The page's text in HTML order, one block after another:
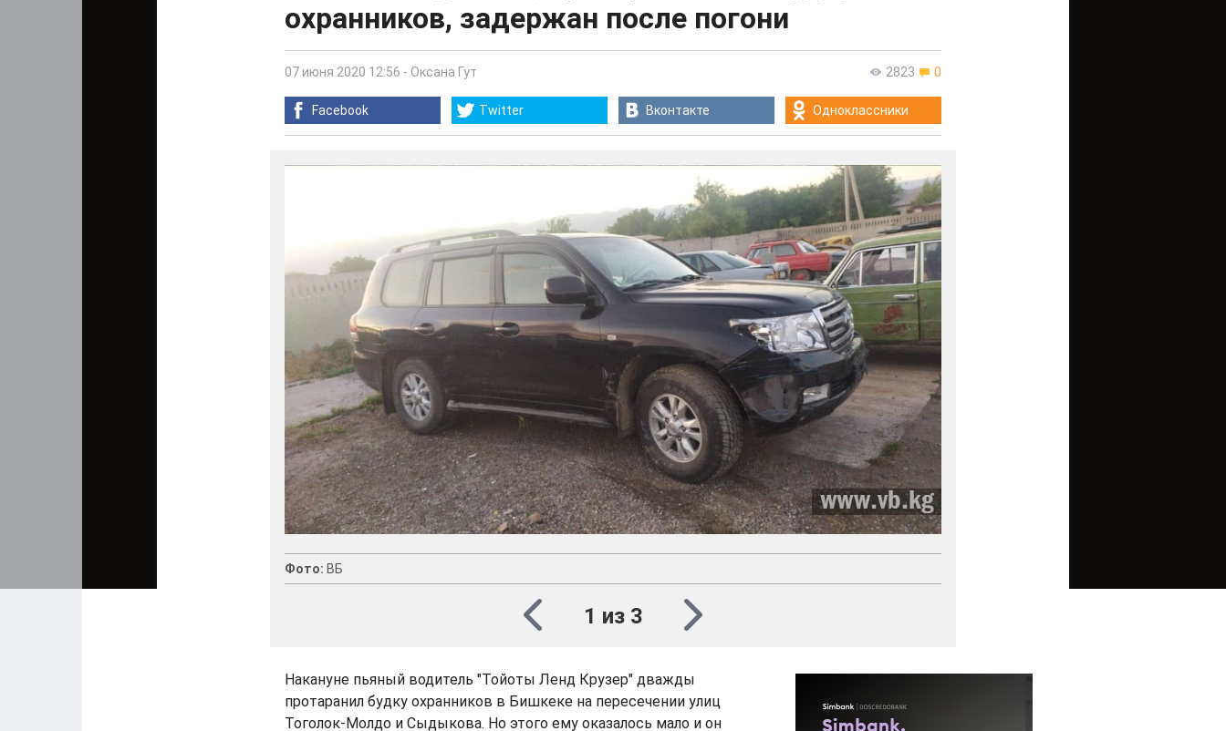
охранников, задержан после погони
2823 0
07 июня 2020 12:56 - Оксана Гут
Facebook Twitter Вконтакте Одноклассники
Фото: ВБ
1 из 3
Накануне пьяный водитель "Тойоты Ленд Крузер" дважды
протаранил будку охранников в Бишкеке на пересечении улиц
Тоголок-Молдо и Сыдыкова. Но этого ему оказалось мало и он